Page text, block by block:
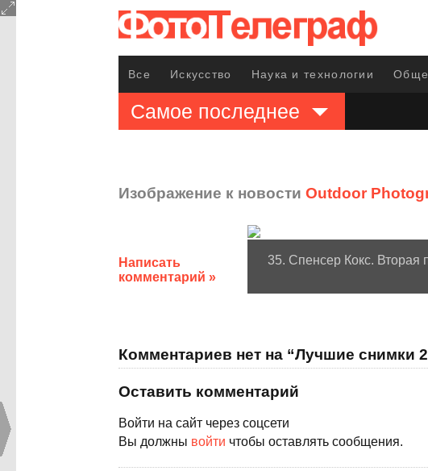
Все Искусство Наука и технологии
Самое последнее
Изображение к новости Outdoor
Написать
комментарий »
35. Спенсер Кокс.
Комментариев нет на “Лучшие снимки
Оставить комментарий
Войти на сайт через соцсети
Вы должны войти чтобы оставлять сообщения.